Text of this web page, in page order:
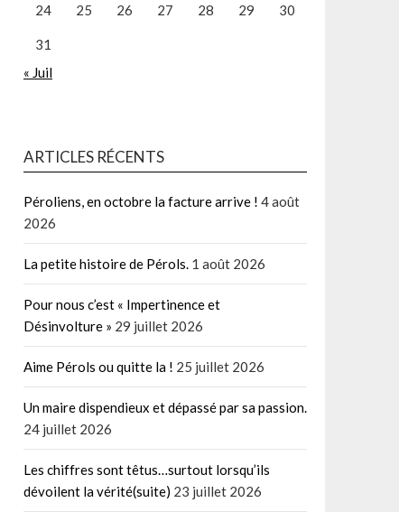
24 25 26 27 28 29 30
31
« Juil
ARTICLES RÉCENTS
Péroliens, en octobre la facture arrive ! 4 août
2026
La petite histoire de Pérols. 1 août 2026
Pour nous c’est « Impertinence et
Désinvolture » 29 juillet 2026
Aime Pérols ou quitte la ! 25 juillet 2026
Un maire dispendieux et dépassé par sa passion.
24 juillet 2026
Les chiffres sont têtus…surtout lorsqu’ils
dévoilent la vérité(suite) 23 juillet 2026